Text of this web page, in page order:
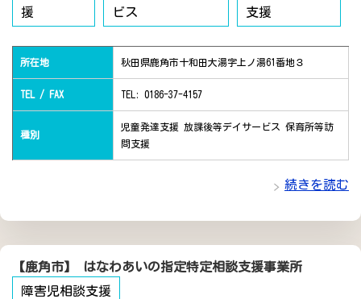
援
ビス
支援
所在地 秋田県鹿角市十和田大湯字上ノ湯61番地３
TEL / FAX TEL: 0186-37-4157
種別
児童発達支援 放課後等デイサービス 保育所等訪
問支援
続きを読む
【鹿角市】 はなわあいの指定特定相談支援事業所
障害児相談支援